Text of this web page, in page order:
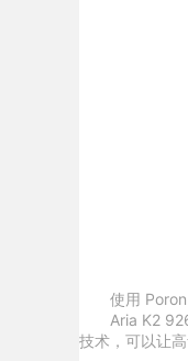
使用
Aria K2 926
技术，可以让